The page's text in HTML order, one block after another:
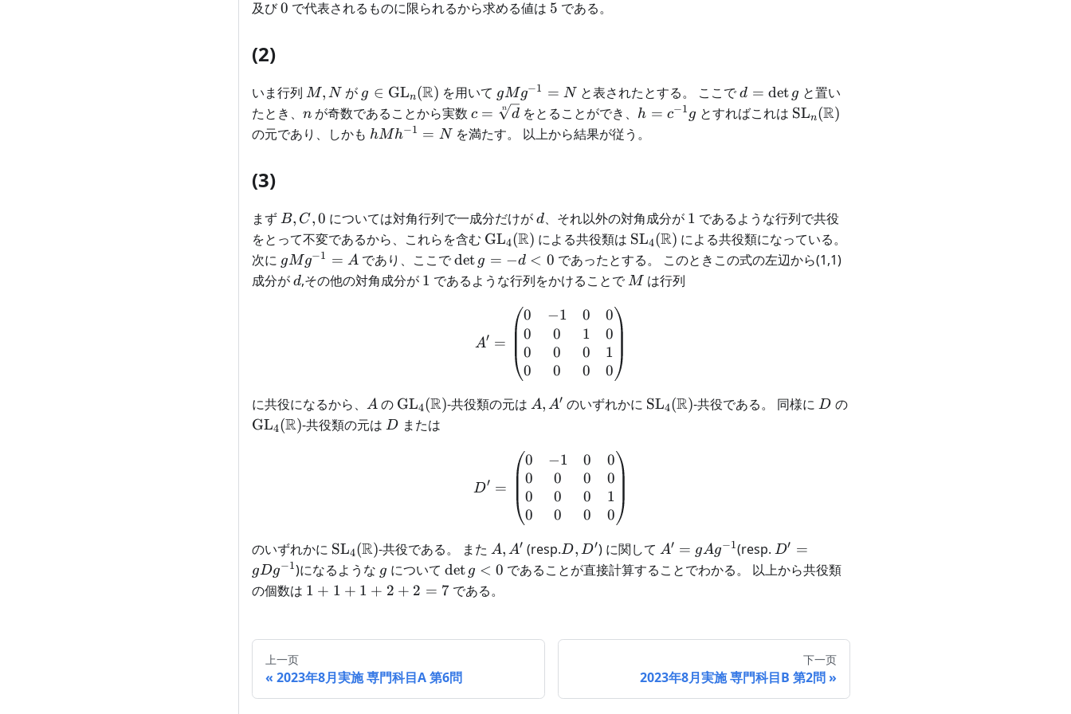
及び0
0 で代表されるものに限られるから求める値は 5
5 である。
(2)
いま行列 M,N
M, N が g\in\mathrm{GL}_n(\mathbb{R})
g ∈ GLn(R) を用いて gMg^{-1}=N
gMg−1 = N と表されたとする。 ここでd=\det
g
d = det g と置い
たとき、 n
n が奇数であることから実数 c=\sqrt[n]
{d}
c = n d をとることができ、 h=c^{-1}g
h = c−1g とすればこれは \mathrm{SL}_n(\mathbb{R})
SLn(R)
の元であり、しかも hMh^{-1}=N
hMh−1 = Nを満たす。 以上から結果が従う。
(3)
まず B,C,0
B, C,0 については対角行列で一成分だけがd
d、それ以外の対角成分が 1
1 であるような行列で共役
をとって不変であるから、これらを含む \mathrm{GL}_4(\mathbb{R})
GL4(R) による共役類は \mathrm{SL}_4(\mathbb{R})
SL4(R) による共役類になっている。
次に gMg^{-1}=A
gMg−1 = A であり、ここで\det
g=-
det g = −d < 0 であったとする。 このときこの式の左辺から(1,1)
成分がd
d,その他の対角成分が 1
1 であるような行列をかけることで M
M は行列
A'=\begin{pmatrix} 0&-1&0&0\\ 0&0&1&0\\ 0&0&0&1\\ 0&0&0&0
A′ =
0
0
0
0
−1
0
0
0
0
1
0
0
0
0
1
0
に共役になるから、
A
A の \mathrm{GL}_4(\mathbb{R})
GL4(R)-共役類の元は A,A'
A, A′ のいずれかに \mathrm{SL}_4(\mathbb{R})
SL4(R)-共役である。 同様にD
D の
\mathrm{GL}_4(\mathbb{R})
GL4(R)-共役類の元は D
D または
D'=\begin{pmatrix} 0&-1&0&0\\ 0&0&0&0\\ 0&0&0&1\\ 0&0&0&0\\
D′ =
0
0
0
0
−1
0
0
0
0
0
0
0
0
0
1
0
のいずれかに \mathrm{SL}_4(\mathbb{R})
SL4(R)-共役である。 また A,A'
A, A′ (resp.D,D'
D, D′) に関して A'=gAg^{-1}
A′ = gAg−1(resp. D'=gDg^{-1}
D′ =
gDg−1)になるような g
g について \det
g<0
det g < 0 であることが直接計算することでわかる。 以上から共役類
の個数は 1+1+1+2+2=7
1 + 1 + 1 + 2 + 2 = 7 である。
上一页
2023年8月実施 専門科目A 第6問
下一页
2023年8月実施 専門科目B 第2問